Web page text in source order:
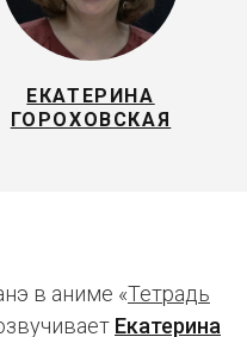
ЕКАТЕРИНА
ГОРОХОВСКАЯ
в аниме «Тетрадь
Екатерина